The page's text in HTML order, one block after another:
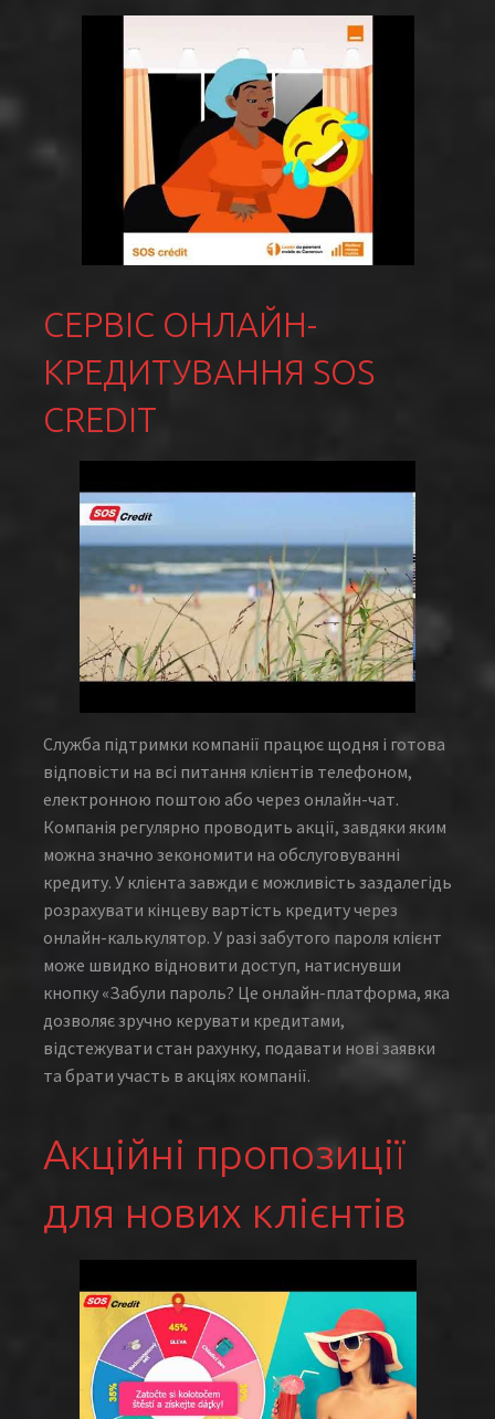
СЕРВІС ОНЛАЙН-
КРЕДИТУВАННЯ SOS
CREDIT
Служба підтримки компанії працює щодня і готова
відповісти на всі питання клієнтів телефоном,
електронною поштою або через онлайн-чат.
Компанія регулярно проводить акції, завдяки яким
можна значно зекономити на обслуговуванні
кредиту. У клієнта завжди є можливість заздалегідь
розрахувати кінцеву вартість кредиту через
онлайн-калькулятор. У разі забутого пароля клієнт
може швидко відновити доступ, натиснувши
кнопку «Забули пароль? Це онлайн-платформа, яка
дозволяє зручно керувати кредитами,
відстежувати стан рахунку, подавати нові заявки
та брати участь в акціях компанії.
Акційні пропозиції
для нових клієнтів